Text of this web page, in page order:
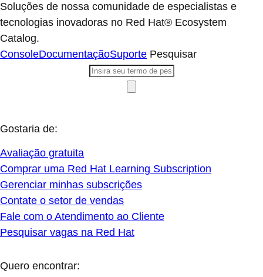
Soluções de nossa comunidade de especialistas e
tecnologias inovadoras no Red Hat® Ecosystem
Catalog.
ConsoleDocumentaçãoSuporte Pesquisar
Gostaria de:
Avaliação gratuita
Comprar uma Red Hat Learning Subscription
Gerenciar minhas subscrições
Contate o setor de vendas
Fale com o Atendimento ao Cliente
Pesquisar vagas na Red Hat
Quero encontrar: